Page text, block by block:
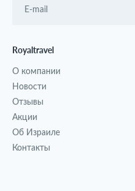
Royaltravel
О компании
Новости
Отзывы
Акции
Об Израиле
Контакты